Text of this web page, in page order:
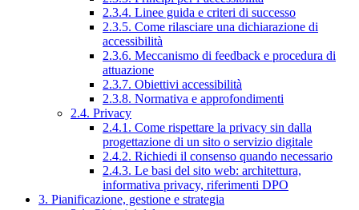
2.3.4. Linee guida e criteri di successo
2.3.5. Come rilasciare una dichiarazione di
accessibilità
2.3.6. Meccanismo di feedback e procedura di
attuazione
2.3.7. Obiettivi accessibilità
2.3.8. Normativa e approfondimenti
2.4. Privacy
2.4.1. Come rispettare la privacy sin dalla
progettazione di un sito o servizio digitale
2.4.2. Richiedi il consenso quando necessario
2.4.3. Le basi del sito web: architettura,
informativa privacy, riferimenti DPO
3. Pianificazione, gestione e strategia